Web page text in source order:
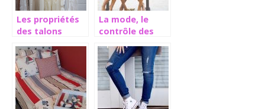
Les propriétés
des talons
La mode, le
contrôle des
marques